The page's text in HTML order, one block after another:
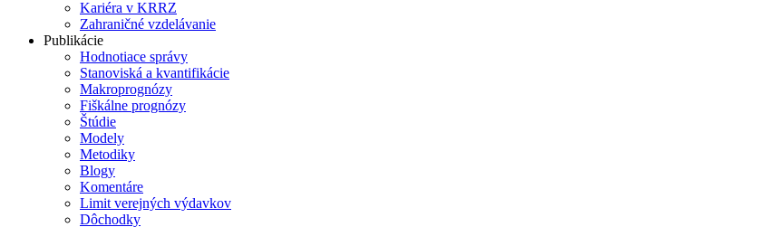
Kariéra v KRRZ
Zahraničné vzdelávanie
Publikácie
Hodnotiace správy
Stanoviská a kvantifikácie
Makroprognózy
Fiškálne prognózy
Štúdie
Modely
Metodiky
Blogy
Komentáre
Limit verejných výdavkov
Dôchodky